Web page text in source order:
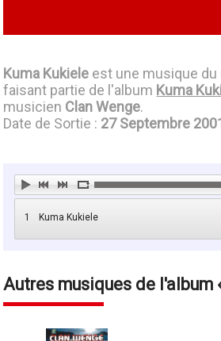
Kuma Kukiele est une musique du
faisant partie de l'album Kuma
musicien Clan Wenge.
Date de Sortie : 27 Septembre
1 Kuma Kukiele
Autres musiques de l'album